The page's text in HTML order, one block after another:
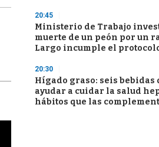
20:45
Ministerio de Trabajo
muerte de un peón por un
Largo incumple el
20:30
Hígado graso: seis bebidas
ayudar a cuidar la salud
hábitos que las